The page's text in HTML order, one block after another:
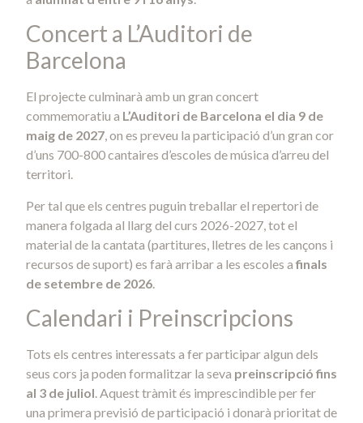
Concert a L’Auditori de
Barcelona
El projecte culminarà amb un gran concert
commemoratiu a L’Auditori de Barcelona el dia 9 de
maig de 2027, on es preveu la participació d’un gran cor
d’uns 700-800 cantaires d’escoles de música d’arreu del
territori.
Per tal que els centres puguin treballar el repertori de
manera folgada al llarg del curs 2026-2027, tot el
material de la cantata (partitures, lletres de les cançons i
recursos de suport) es farà arribar a les escoles afinals
de setembre de 2026
Calendari i Preinscripcions
Tots els centres interessats a fer participar algun dels
seus cors ja poden formalitzar la seva preinscripció fins
al 3 de juliol. Aquest tràmit és imprescindible per fer
una primera previsió de participació i donarà prioritat de